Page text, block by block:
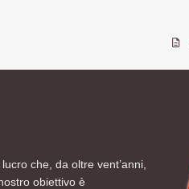
che, da oltre vent’anni,
obiettivo è